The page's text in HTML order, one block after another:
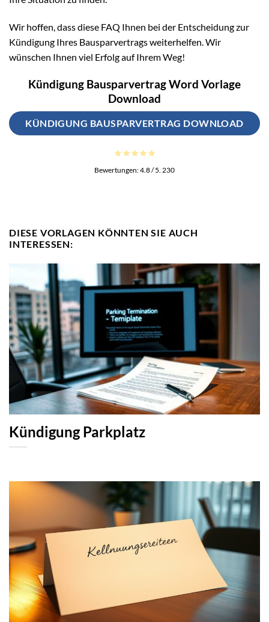
Wir hoffen, dass diese FAQ Ihnen bei der Entscheidung zur
Kündigung Ihres Bausparvertrags weiterhelfen. Wir
wünschen Ihnen viel Erfolg auf Ihrem Weg!
Kündigung Bausparvertrag Word Vorlage
Download
KÜNDIGUNG BAUSPARVERTRAG DOWNLOAD
Bewertungen:4.8/ 5. 230
DIESE VORLAGEN KÖNNTEN SIE AUCH
INTERESSEN:
Kündigung Parkplatz